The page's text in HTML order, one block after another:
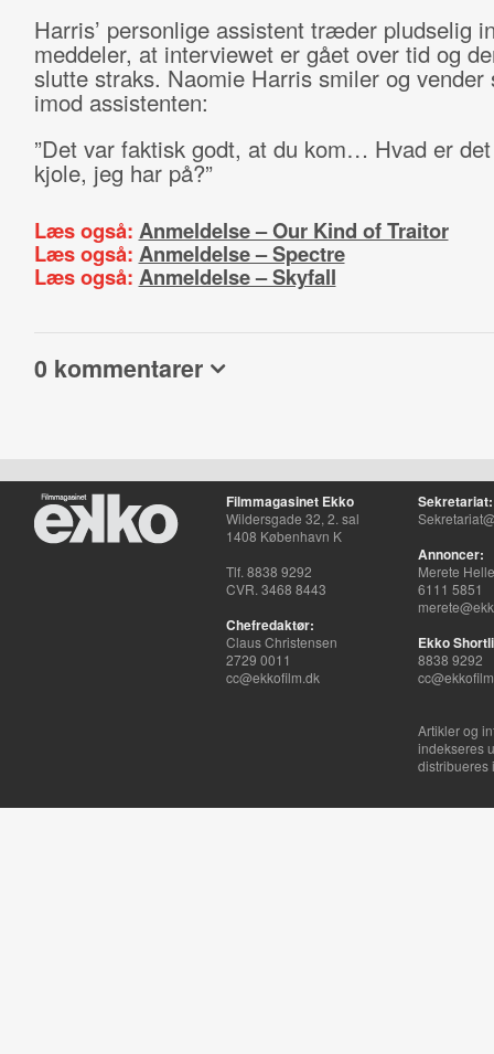
Harris’ personlige assistent træder pludselig
meddeler, at interviewet er gået over tid og
slutte straks. Naomie Harris smiler og vender
imod assistenten:
”Det var faktisk godt, at du kom… Hvad er
kjole, jeg har på?”
Læs også: Anmeldelse – Our Kind of Traitor
Læs også: Anmeldelse – Spectre
Læs også: Anmeldelse – Skyfall
0 kommentarer
Filmmagasinet Ekko
Wildersgade 32, 2. sal
1408 København K
Tlf. 8838 9292
CVR. 3468 8443
Chefredaktør:
Claus Christensen
2729 0011
cc@ekkofilm.dk
Sekretariat:
Annoncer:
Merete
6111 5851
Ekko
8838 9292
Artikler og
indekseres
distribueres